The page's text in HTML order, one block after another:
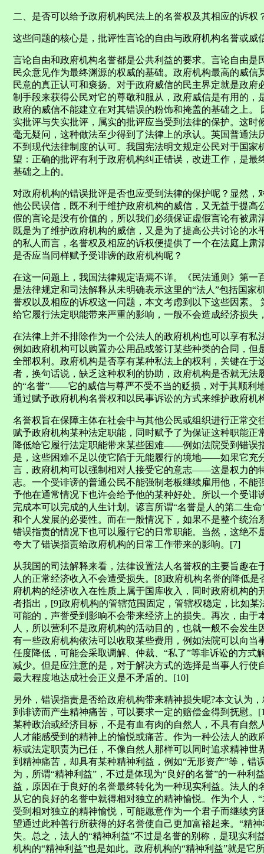
二、是否可以给予政府机构民法上的名誉权及其相应的诉权
这些问题的核心是，批评性言论的自由与政府机构名誉或威
言论自由和政府机构名誉都是公共利益的要求。言论自由
民众意见作为最终渊源的权威的基础。政府机构最高的威
民意的真正认可和褒扬。对于政府威信的民主界定就是政
制手段来获得公民对它的尊敬和服从，政府威信是有用的
政府的威信不能建立在对其错误的粉饰和掩盖的基础之上
实批评与失实批评，属实的批评应当受到法律的保护。这
毫无疑问，这种做法至少得到了法律上的承认。英国普通法
不到现代法律制度的认可。我国宪法明文规定公民对于国
望：正确的批评有利于政府机构纠正错误，改进工作，是
基础之上的。
对政府机构的错误批评是否也应受到法律的保护呢？显然
他公民误信，既不利于维护政府机构的威信，又无益于提
假的言论是没有价值的，所以我们必须保证虚假言论有被
既是为了维护政府机构的威信，又是为了提高公共讨论的
的私人而言，名誉权及相应的诉权便提供了一个在法庭上
是否应当同样赋予受诽谤的政府机构呢？
在这一问题上，我国法律规定语焉不详。《民法通则》第一
是法律规定和司法解释从未明确表示这里的“法人”包括国
誉权以及相应的诉权这一问题，本文考虑到以下这些因素
给它履行法定职能带来严重的影响，一般不会造成经济损失
在法律上并不排除作为一个公法人的政府机构也可以享有
例如政府机构可以购置办公用品或签订某些种类的合同，
全部权利。政府机构是否享有某种私法上的权利，关键在
者，换句话说，缺乏这种权利的协助，政府机构是否就无法
的“名誉”——它的威信与尊严不受不当的贬损，对于其顺利
通过赋予政府机构名誉权和以民事诉讼的方式来维护政府机
名誉权旨在保障主体在社会中与其他公民或组织进行正常
赋予政府机构某种法定职能，同时赋予了为保证这种职能
降低给它履行法定职能带来某些困难——例如法院受到错误
是，这些困难不足以使它陷于无能履行的境地——如果它充
言，政府机构可以强制相对人接受它的意志——这是权力的
志。一个受诽谤的普通公民不能强制老板继续雇用他，不
予他在通常情况下也许会给予他的某种好处。所以一个受
完成本可以完成的人生计划。谚言所谓“名誉是人的第二生
和个人发展的必要性。而在一般情况下，如果不是整个统
错误指责的情况下也可以履行它的日常职能。当然，这绝
夸大了错误指责给政府机构的日常工作带来的影响。[7]
从我国的司法解释来看，法律设置法人名誉权的主要旨趣
人的正常经济收入不会遭受损失。[8]政府机构名誉的降低
府机构的经济收入在性质上属于国库收入，同时政府机构
者指出，[9]政府机构的管辖范围固定，管辖权稳定，比如
可能的，声誉受到影响不会带来经济上的损失。再次，由于
人，所以营利不是政府机构的活动目的，也就一般不会发
有一些政府机构依法可以收取某些费用，例如法院可以向
任度降低，可能会采取调解、仲裁、“私了”等非诉讼的方
减少。但是应注意的是，对于解决方式的选择是当事人行
最大程度地达成社会正义是不矛盾的。[10]
另外，错误指责是否给政府机构带来精神损失呢?本文认为
到诽谤而产生精神痛苦，可以要求一定的赔偿金得到抚慰。
某种政治或经济目标，不是有血有肉的自然人，不具有自
人才能感受到的精神上的愉悦或痛苦。作为一种公法人的
标或法定职责为已任，不像自然人那样可以同时追求精神
到精神痛苦，却具有某种精神利益，例如“无形资产”等，错
为，所谓“精神利益”，不过是体现为“良好的名誉”的一种
益，原因在于良好的名誉最终转化为一种现实利益。法人
从它的良好的名誉中就得相对独立的精神愉悦。作为个人，
受到相对独立的精神愉悦，可能愿意作为一个君子而继续
望通过此种善行所获得的好名誉使自己更加富裕起来。“精
失。总之，法人的“精神利益”不过是名誉的别称，是现实
机构的“精神利益”也是如此。政府机构的“精神利益”就是它